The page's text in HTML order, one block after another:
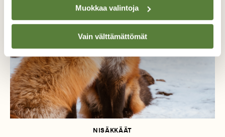
Muokkaa valintoja
Vain välttämättömät
NISÄKKÄÄT